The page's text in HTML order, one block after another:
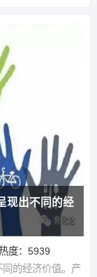
现出不同的经
度：5939
的经济价值。产